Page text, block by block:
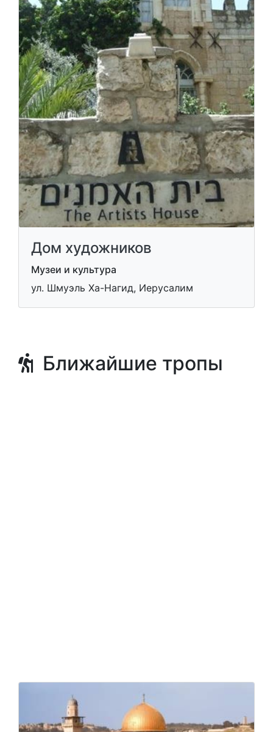
Дом художников
Музеи и культура
ул. Шмуэль Ха-Нагид, Иерусалим
Ближайшие тропы